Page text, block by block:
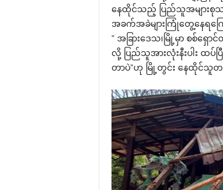
နေထိုင်သည့် ပြည်သူအများစုသ
အခက်အခဲများကြုံတွေ့နေရကြ
” အခြားဒေသ၊မြို့မှာ စစ်
လို့ ပြည်သူအားလုံးနီးပါး ထပ်
တာပဲ”ဟု မြို့တွင်း နေထိုင်သူတ